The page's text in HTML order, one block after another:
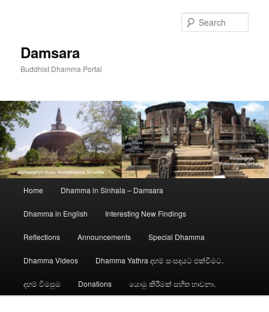
Damsara
Buddhist Dhamma Portal
Home Dhamma in Sinhala – Damsara
Dhamma in English Interesting New Findings
Reflections Announcements Special Dhamma
Dhamma Videos Dhamma Yathra දහම් සංසදයට එක්වීමට.
දහම් විමසුම Donations යොමු කිරීමක් සහිත භාවනා.